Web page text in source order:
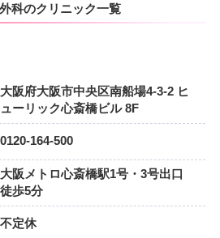
科のクリニック一覧
大阪府大阪市中央区南船場4-3-2 ヒ
ューリック心斎橋ビル 8F
0120-164-500
大阪メトロ心斎橋駅1号・3号出口
徒歩5分
不定休